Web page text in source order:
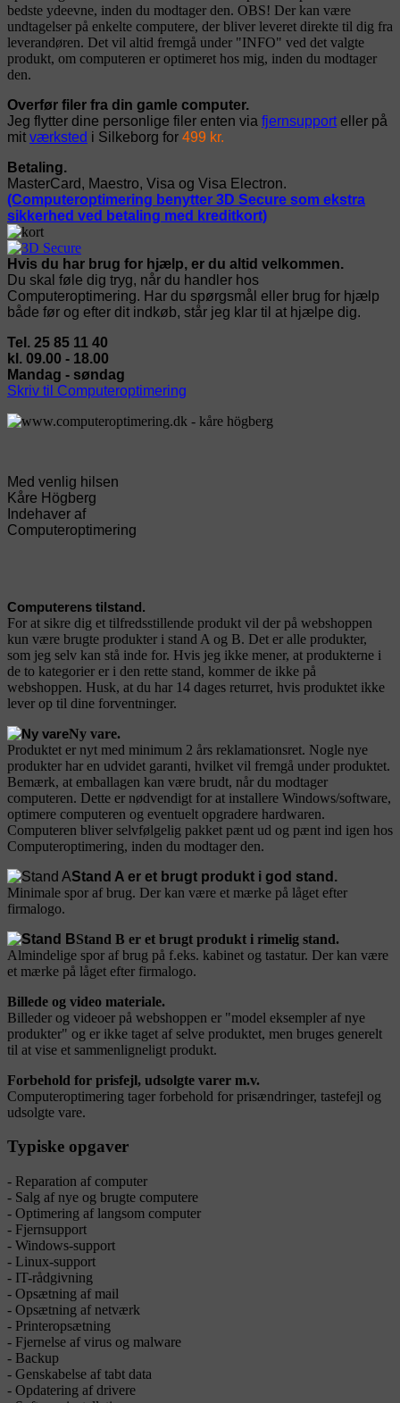
bedste ydeevne, inden du modtager den. OBS! Der kan være
undtagelser på enkelte computere, der bliver leveret direkte til dig fra
leverandøren. Det vil altid fremgå under "INFO" ved det valgte
produkt, om computeren er optimeret hos mig, inden du modtager
den.
Overfør filer fra din gamle computer.
Jeg flytter dine personlige filer enten via fjernsupporteller på
mit værksted i Silkeborg for 499 kr.
Betaling.
MasterCard, Maestro, Visa og Visa Electron.
(Computeroptimering benytter 3D Secure som ekstra
sikkerhed ved betaling med kreditkort)
Hvis du har brug for hjælp, er du altid velkommen.
Du skal føle dig tryg, når du handler hos
Computeroptimering. Har du spørgsmål eller brug for hjælp
både før og efter dit indkøb, står jeg klar til at hjælpe dig.
Tel. 25 85 11 40
kl. 09.00 - 18.00
Mandag - søndag
Skriv til Computeroptimering
Med venlig hilsen
Kåre Högberg
Indehaver af
Computeroptimering
Computerens tilstand.
For at sikre dig et tilfredsstillende produkt vil der på webshoppen
kun være brugte produkter i stand A og B. Det er alle produkter,
som jeg selv kan stå inde for. Hvis jeg ikke mener, at produkterne i
de to kategorier er i den rette stand, kommer de ikke på
webshoppen. Husk, at du har 14 dages returret, hvis produktet ikke
lever op til dine forventninger.
Ny vare.
Produktet er nyt med minimum 2 års reklamationsret. Nogle nye
produkter har en udvidet garanti, hvilket vil fremgå under produktet.
Bemærk, at emballagen kan være brudt, når du modtager
computeren. Dette er nødvendigt for at installere Windows/software,
optimere computeren og eventuelt opgradere hardwaren.
Computeren bliver selvfølgelig pakket pænt ud og pænt ind igen hos
Computeroptimering, inden du modtager den.
Stand A er et brugt produkt i god stand.
Minimale spor af brug. Der kan være et mærke på låget efter
firmalogo.
Stand B er et brugt produkt i rimelig stand.
Almindelige spor af brug på f.eks. kabinet og tastatur. Der kan være
et mærke på låget efter firmalogo.
Billede og video materiale.
Billeder og videoer på webshoppen er "model eksempler af nye
produkter" og er ikke taget af selve produktet, men bruges generelt
til at vise et sammenligneligt produkt.
Forbehold for prisfejl, udsolgte varer m.v.
Computeroptimering tager forbehold for prisændringer, tastefejl og
udsolgte vare.
Typiske opgaver
- Reparation af computer
- Salg af nye og brugte computere
- Optimering af langsom computer
- Fjernsupport
- Windows-support
- Linux-support
- IT-rådgivning
- Opsætning af mail
- Opsætning af netværk
- Printeropsætning
- Fjernelse af virus og malware
- Backup
- Genskabelse af tabt data
- Opdatering af drivere